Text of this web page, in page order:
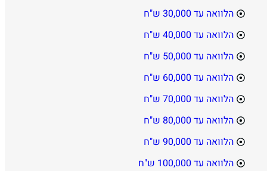
הלוואה עד 30,000 ש"ח
הלוואה עד 40,000 ש"ח
הלוואה עד 50,000 ש"ח
הלוואה עד 60,000 ש"ח
הלוואה עד 70,000 ש"ח
הלוואה עד 80,000 ש"ח
הלוואה עד 90,000 ש"ח
הלוואה עד 100,000 ש"ח